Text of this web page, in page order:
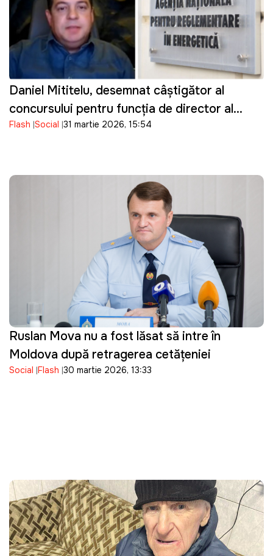
Daniel Mititelu, desemnat câștigător al
concursului pentru funcția de director al
ANRE
Flash Social 31 martie 2026, 15:54
Ruslan Mova nu a fost lăsat să intre în
Moldova după retragerea cetățeniei
Social Flash 30 martie 2026, 13:33